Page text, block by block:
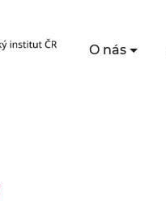
O nás